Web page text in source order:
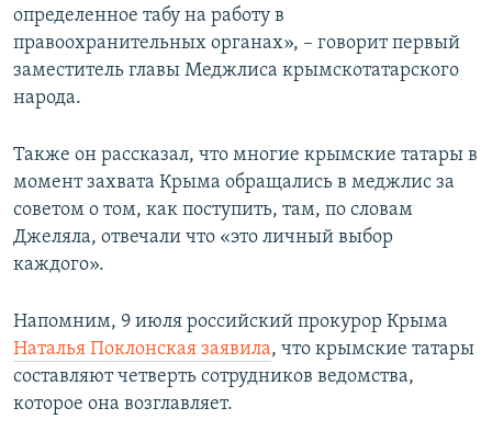
определенное табу на работу в
правоохранительных органах», – говорит первый
заместитель главы Меджлиса крымскотатарского
народа.
Также он рассказал, что многие крымские татары в
момент захвата Крыма обращались в меджлис за
советом о том, как поступить, там, по словам
Джеляла, отвечали что «это личный выбор
каждого».
Напомним, 9 июля российский прокурор Крыма
Наталья Поклонская заявила, что крымские татары
составляют четверть сотрудников ведомства,
которое она возглавляет.